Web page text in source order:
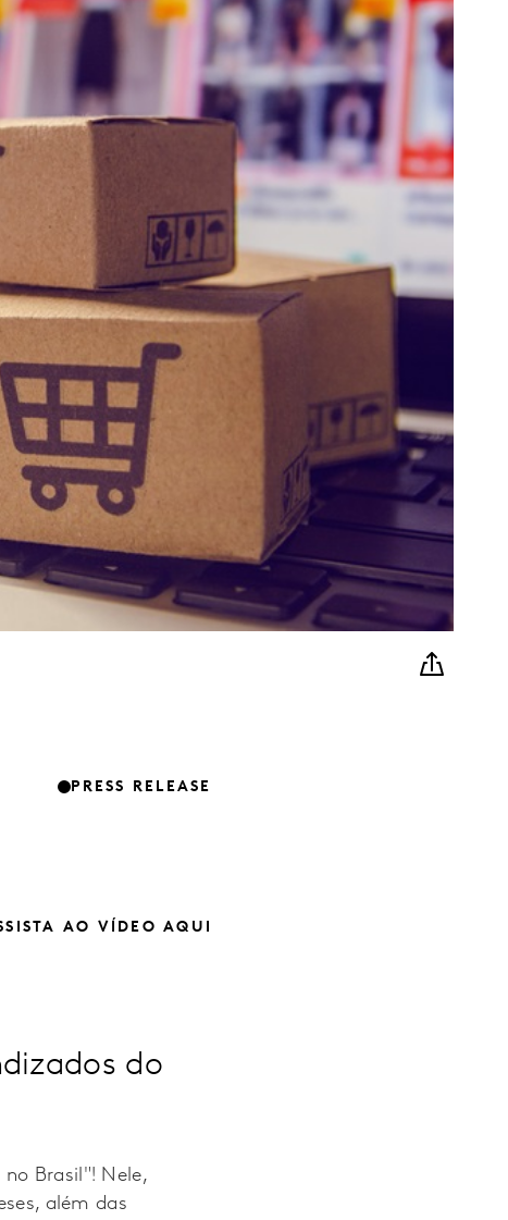
PRESS RELEASE
AO VÍDEO AQUI
do
Brasil"! Nele,
além das